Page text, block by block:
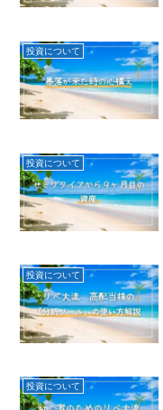
投資について
投資について
投資について
投資について